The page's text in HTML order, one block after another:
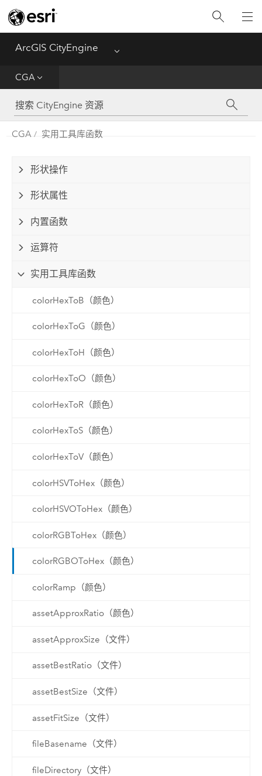
ArcGIS CityEngine Menu
CGA
帮助
CGA
CGA 实用工具库函数
形状操作
形状属性
内置函数
运算符
实用工具库函数
colorHexToB（颜色）
colorHexToG（颜色）
colorHexToH（颜色）
colorHexToO（颜色）
colorHexToR（颜色）
colorHexToS（颜色）
colorHexToV（颜色）
colorHSVToHex（颜色）
colorHSVOToHex（颜色）
colorRGBToHex（颜色）
colorRGBOToHex（颜色）
colorRamp（颜色）
assetApproxRatio（颜色）
assetApproxSize（文件）
assetBestRatio（文件）
assetBestSize（文件）
assetFitSize（文件）
fileBasename（文件）
fileDirectory（文件）